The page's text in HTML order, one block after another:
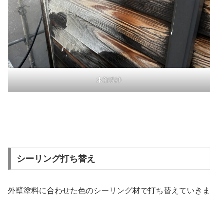
木部洗浄
シーリング打ち替え
外壁塗料に合わせた色のシーリング材で打ち替えていきま